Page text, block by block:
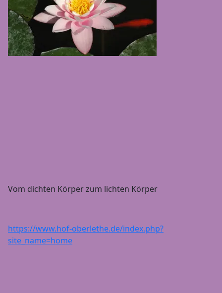
Vom dichten Körper zum lichten Körper
https://www.hof-oberlethe.de/index.php?
site_name=home